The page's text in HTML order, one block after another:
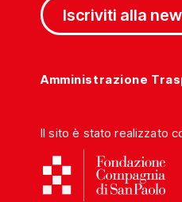
Iscriviti alla
Amministrazione
Il sito è stato realizzato